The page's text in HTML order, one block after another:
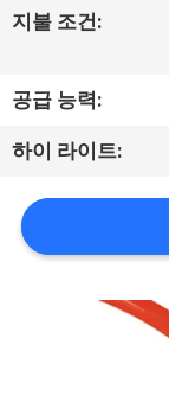
대
여
공
장
지불 조건:
공급 능력:
하이 라이트: